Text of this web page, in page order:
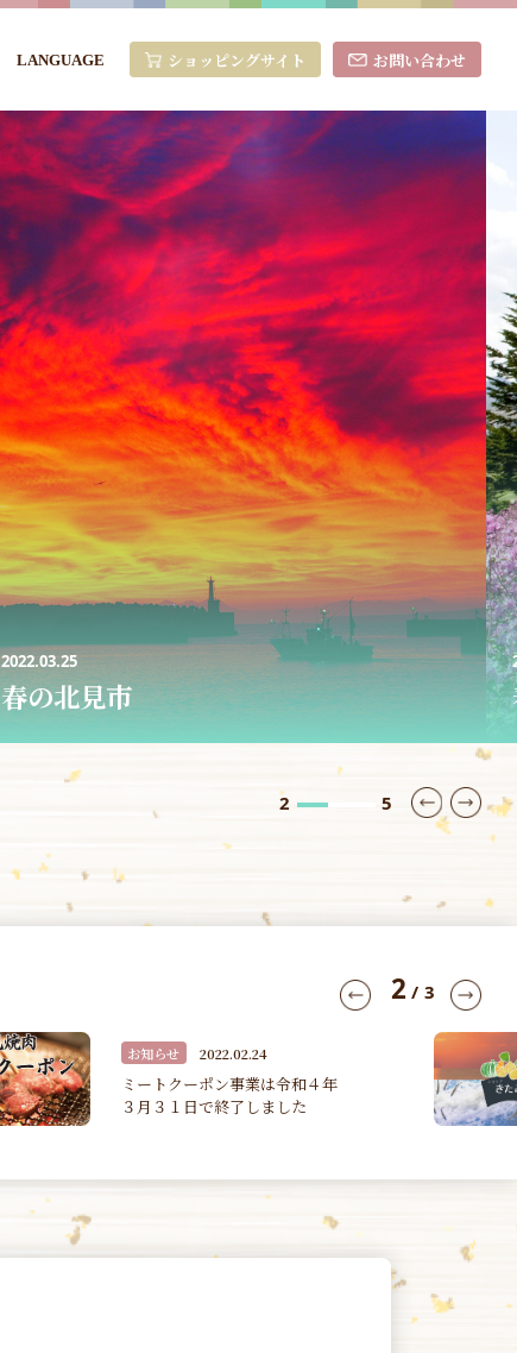
LANGUAGE ショッピングサイト お問い合わせ
2022.03.25
春の北見市
3 5
お知らせ 2022.02.24
ショップきたみさん
3 / 3